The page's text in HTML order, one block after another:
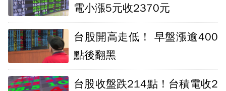
電小漲5元收2370元
台股開高走低！ 早盤漲逾400
點後翻黑
台股收盤跌214點！台積電收2